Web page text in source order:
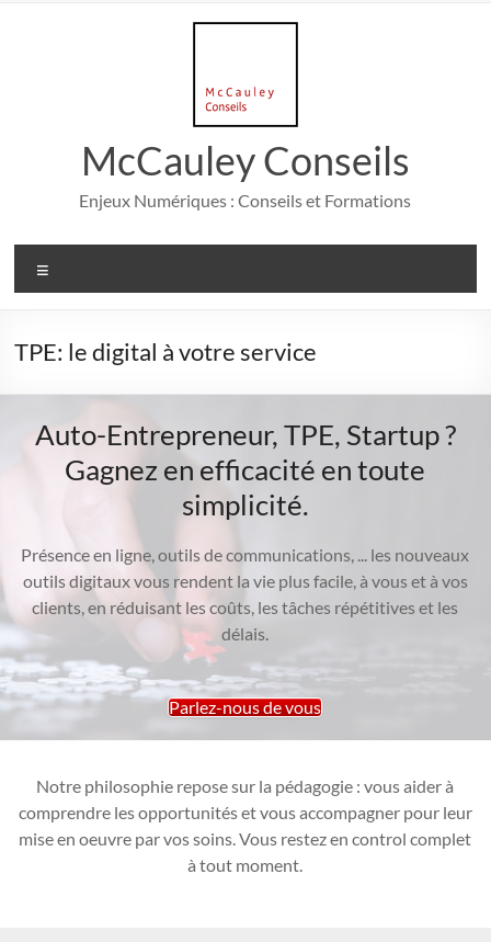
McCauley Conseils
Enjeux Numériques : Conseils et Formations
TPE: le digital à votre service
Auto-Entrepreneur, TPE, Startup ?
Gagnez en efficacité en toute
simplicité.
Présence en ligne, outils de communications, ... les nouveaux
outils digitaux vous rendent la vie plus facile, à vous et à vos
clients, en réduisant les coûts, les tâches répétitives et les
délais.
Parlez-nous de vous
Notre philosophie repose sur la pédagogie : vous aider à
comprendre les opportunités et vous accompagner pour leur
mise en oeuvre par vos soins. Vous restez en control complet
à tout moment.